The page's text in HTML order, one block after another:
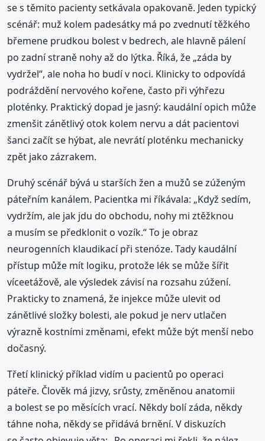
se s těmito pacienty setkávala opakovaně. Jeden typický
scénář: muž kolem padesátky má po zvednutí těžkého
břemene prudkou bolest v bedrech, ale hlavně pálení
po zadní straně nohy až do lýtka. Říká, že „záda by
vydržel“, ale noha ho budí v noci. Klinicky to odpovídá
podráždění nervového kořene, často při výhřezu
ploténky. Praktický dopad je jasný: kaudální opich může
zmenšit zánětlivý otok kolem nervu a dát pacientovi
šanci začít se hýbat, ale nevrátí ploténku mechanicky
zpět jako zázrakem.
Druhý scénář bývá u starších žen a mužů se zúženým
páteřním kanálem. Pacientka mi říkávala: „Když sedím,
vydržím, ale jak jdu do obchodu, nohy mi ztěžknou
a musím se předklonit o vozík.“ To je obraz
neurogenních klaudikací při stenóze. Tady kaudální
přístup může mít logiku, protože lék se může šířit
víceetážově, ale výsledek závisí na rozsahu zúžení.
Prakticky to znamená, že injekce může ulevit od
zánětlivé složky bolesti, ale pokud je nerv utlačen
výrazně kostními změnami, efekt může být menší nebo
dočasný.
Třetí klinický příklad vidím u pacientů po operaci
páteře. Člověk má jizvy, srůsty, změněnou anatomii
a bolest se po měsících vrací. Někdy bolí záda, někdy
táhne noha, někdy se přidává brnění. V diskuzích